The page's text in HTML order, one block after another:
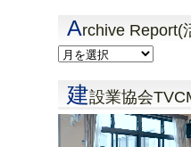
Archive Report(
建設業協会